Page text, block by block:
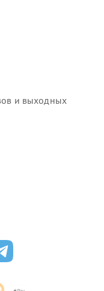
и выходных